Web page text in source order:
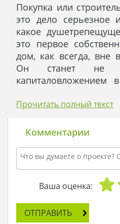
Покупка или
это дело серьезное
какое
это первое
дом, как всегда, вне
Он станет не
капиталовложением
настроение и
времени своим
преимуществом
наличие двора, в
начинается прямо
найдется место
позагорать, и,
А в голове уже
кинофильма
Прочитать полный текст
Комментарии
Ваша оценка:
ОТПРАВИТЬ